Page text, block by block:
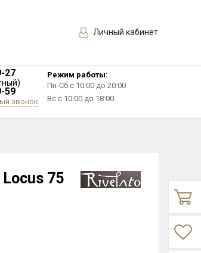
Личный кабинет
27
59
звонок
Режим работы:
Пн-Сб с 10:00 до 20:00
Вс с 10:00 до 18:00
75